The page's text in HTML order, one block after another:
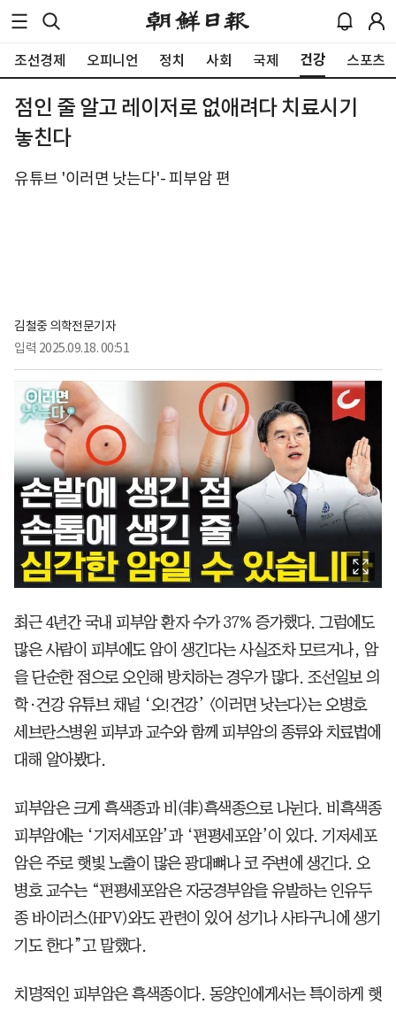
조선경제 오피니언 정치 사회 국제 건강 스포츠
점인 줄 알고 레이저로 없애려다 치료시기
놓친다
유튜브 '이러면 낫는다'- 피부암 편
김철중 의학전문기자
입력 2025.09.18. 00:51
최근 4년간 국내 피부암 환자 수가 37% 증가했다. 그럼에도
많은 사람이 피부에도 암이 생긴다는 사실조차 모르거나, 암
을 단순한 점으로 오인해 방치하는 경우가 많다. 조선일보 의
학·건강 유튜브 채널 ‘오!건강’ <이러면 낫는다>는 오병호
세브란스병원 피부과 교수와 함께 피부암의 종류와 치료법에
대해 알아봤다.
피부암은 크게 흑색종과 비(非)흑색종으로 나뉜다. 비흑색종
피부암에는 ‘기저세포암’과 ‘편평세포암’이 있다. 기저세포
암은 주로 햇빛 노출이 많은 광대뼈나 코 주변에 생긴다. 오
병호 교수는 “편평세포암은 자궁경부암을 유발하는 인유두
종 바이러스(HPV)와도 관련이 있어 성기나 사타구니에 생기
기도 한다”고 말했다.
치명적인 피부암은 흑색종이다. 동양인에게서는 특이하게 햇